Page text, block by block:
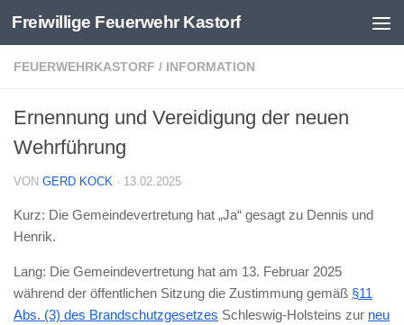
Zum Inhalt springen
Freiwillige Feuerwehr Kastorf
FEUERWEHRKASTORF / INFORMATION
Ernennung und Vereidigung der neuen
Wehrführung
VON GERD KOCK · 13.02.2025
Kurz: Die Gemeindevertretung hat „Ja“ gesagt zu Dennis und
Henrik.
Lang: Die Gemeindevertretung hat am 13. Februar 2025
während der öffentlichen Sitzung die Zustimmung gemäß §11
Abs. (3) des Brandschutzgesetzes Schleswig-Holsteins zur neu